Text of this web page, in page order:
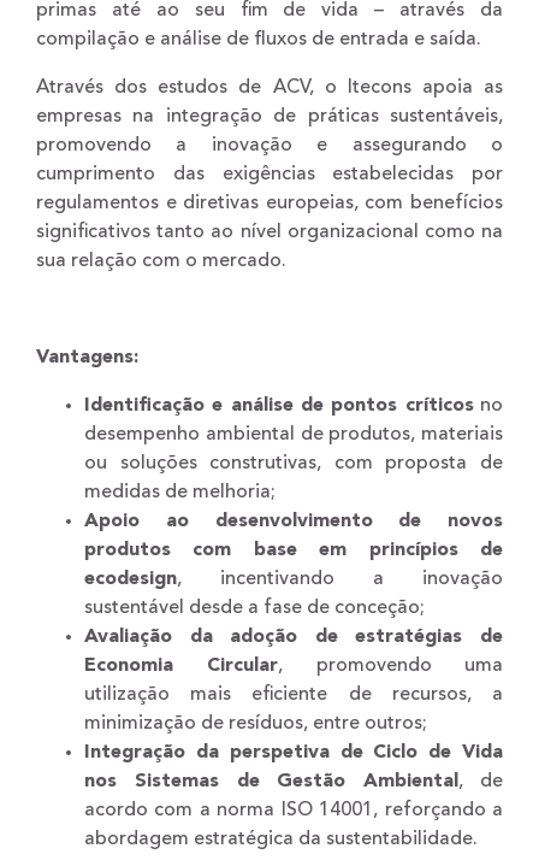
primas até ao seu fim de vida – através da
compilação e análise de fluxos de entrada e saída.
Através dos estudos de ACV, o Itecons apoia as
empresas na integração de práticas sustentáveis,
promovendo a inovação e assegurando o
cumprimento das exigências estabelecidas por
regulamentos e diretivas europeias, com benefícios
significativos tanto ao nível organizacional como na
sua relação com o mercado.
Vantagens:
Identificação e análise de pontos críticosno
desempenho ambiental de produtos, materiais
ou soluções construtivas, com proposta de
medidas de melhoria;
Apoio ao desenvolvimento de novos
produtos com base em princípios de
ecodesign, incentivando a inovação
sustentável desde a fase de conceção;
Avaliação da adoção de estratégias de
Economia Circular, promovendo uma
utilização mais eficiente de recursos, a
minimização de resíduos, entre outros;
Integração da perspetiva de Ciclo de Vida
nos Sistemas de Gestão Ambiental , de
acordo com a norma ISO 14001, reforçando a
abordagem estratégica da sustentabilidade.